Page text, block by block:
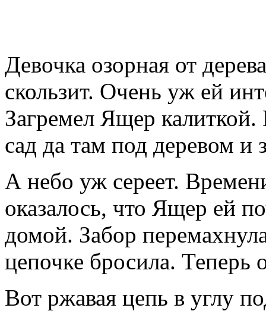
Девочка озорная от
скользит. Очень уж ей
Загремел Ящер
сад да там под деревом и
А небо уж сереет.
оказалось, что Ящер ей
домой. Забор
цепочке бросила.
Вот ржавая цепь в углу